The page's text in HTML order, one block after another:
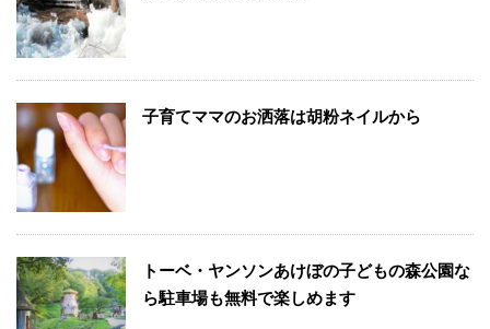
子育てママのお洒落は胡粉ネイルから
トーベ・ヤンソンあけぼの子どもの森公園な
ら駐車場も無料で楽しめます